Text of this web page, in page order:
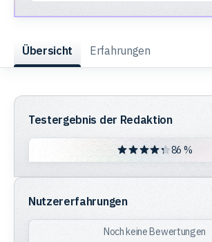
Banking
Trading
Rohstoffe
Finanzen
Übersicht Erfahrungen
Testergebnis der Redaktion
86 %
Nutzererfahrungen
Nutzererfahrungen
Noch keine Bewertungen